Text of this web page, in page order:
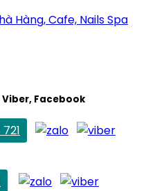
Hàng, Cafe, Nails Spa
Viber, Facebook